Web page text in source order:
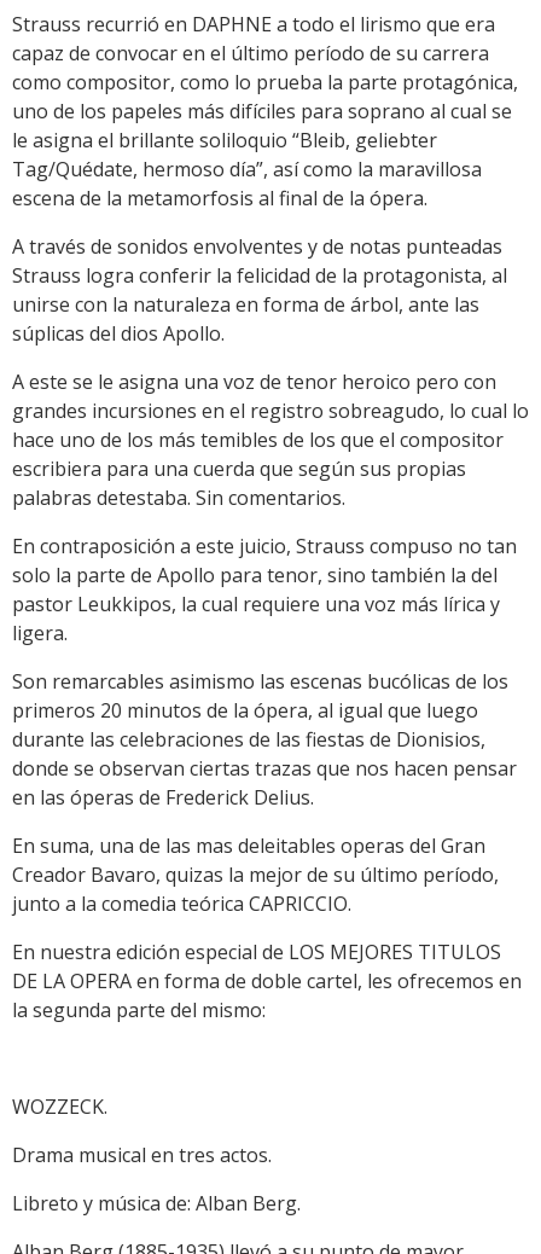
Strauss recurrió en DAPHNE a todo el lirismo que era
capaz de convocar en el último período de su carrera
como compositor, como lo prueba la parte protagónica,
uno de los papeles más difíciles para soprano al cual se
le asigna el brillante soliloquio “Bleib, geliebter
Tag/Quédate, hermoso día”, así como la maravillosa
escena de la metamorfosis al final de la ópera.
A través de sonidos envolventes y de notas punteadas
Strauss logra conferir la felicidad de la protagonista, al
unirse con la naturaleza en forma de árbol, ante las
súplicas del dios Apollo.
A este se le asigna una voz de tenor heroico pero con
grandes incursiones en el registro sobreagudo, lo cual lo
hace uno de los más temibles de los que el compositor
escribiera para una cuerda que según sus propias
palabras detestaba. Sin comentarios.
En contraposición a este juicio, Strauss compuso no tan
solo la parte de Apollo para tenor, sino también la del
pastor Leukkipos, la cual requiere una voz más lírica y
ligera.
Son remarcables asimismo las escenas bucólicas de los
primeros 20 minutos de la ópera, al igual que luego
durante las celebraciones de las fiestas de Dionisios,
donde se observan ciertas trazas que nos hacen pensar
en las óperas de Frederick Delius.
En suma, una de las mas deleitables operas del Gran
Creador Bavaro, quizas la mejor de su último período,
junto a la comedia teórica CAPRICCIO.
En nuestra edición especial de LOS MEJORES TITULOS
DE LA OPERA en forma de doble cartel, les ofrecemos en
la segunda parte del mismo:
WOZZECK.
Drama musical en tres actos.
Libreto y música de: Alban Berg.